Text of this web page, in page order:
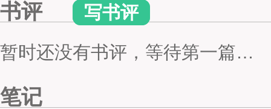
书评
写书评
暂时还没有书评，等待第一篇…
笔记